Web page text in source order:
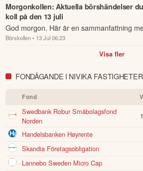
Vi har under kvartalet genomfört betydande
extra bolagsstämma i juni beslutades att
utvärderar ständigt återköp av aktier mot
gör att jag med tillförsikt ser fram emot
komma tillbaka med fulladdade batterier.
Värnamo, juli 2026
Sverker Källgården
VD
Denna summering har tagits fram med
Morgonkollen: Aktuella börshändelser
koll på den 13 juli
God morgon. Här är en sammanfattning
behöver veta om nattens händelser och
dagens viktigaste händelser på börsen.
Börskollen • 13 Jul 06:23
Visa fler
FONDÄGANDE I NIVIKA FASTIGHETER
Fond
Swedbank Robur Småbolagsfond
Norden
Handelsbanken Høyrente
Skandia Företagsobligation
Lannebo Sweden Micro Cap